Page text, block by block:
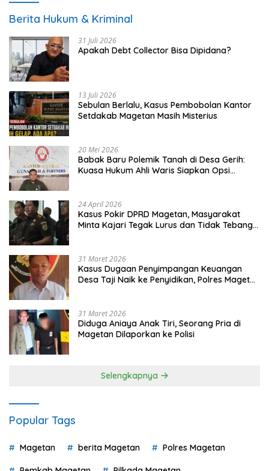
Berita Hukum & Kriminal
31 Juli 2026
Apakah Debt Collector Bisa Dipidana?
13 Juli 2026
Sebulan Berlalu, Kasus Pembobolan Kantor
Setdakab Magetan Masih Misterius
20 Mei 2026
Babak Baru Polemik Tanah di Desa Gerih:
Kuasa Hukum Ahli Waris Siapkan Opsi
24 April 2026
Kasus Pokir DPRD Magetan, Masyarakat
Minta Kajari Tegak Lurus dan Tidak Tebang
31 Maret 2026
Kasus Dugaan Penyimpangan Keuangan
Desa Taji Naik ke Penyidikan, Polres Magetan
31 Maret 2026
Diduga Aniaya Anak Tiri, Seorang Pria di
Magetan Dilaporkan ke Polisi
Selengkapnya
Popular Tags
Magetan berita Magetan Polres Magetan